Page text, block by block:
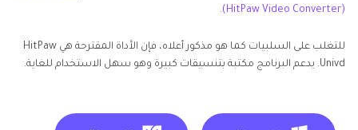
(HitPaw Video Converter)
.
للتغلب على السلبيات كما هو مذكور أعلاه، فإن الأداة المقترحة هي HitPaw
Univd. يدعم البرنامج مكتبة بتنسيقات كبيرة وهو سهل الاستخدام للغاية.